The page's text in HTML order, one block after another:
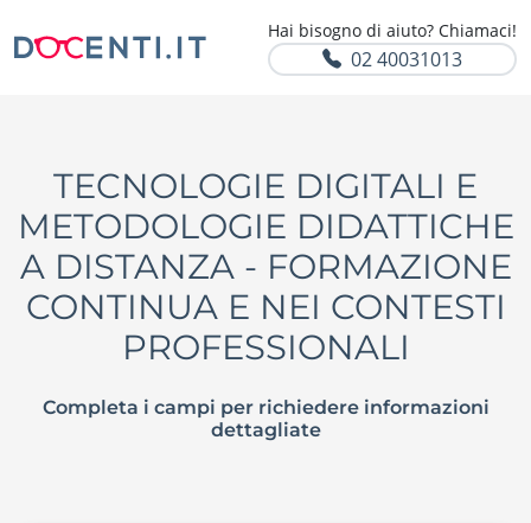
Hai bisogno di aiuto? Chiamaci!
02 40031013
TECNOLOGIE DIGITALI E
METODOLOGIE DIDATTICHE
A DISTANZA - FORMAZIONE
CONTINUA E NEI CONTESTI
PROFESSIONALI
Completa i campi per richiedere informazioni
dettagliate